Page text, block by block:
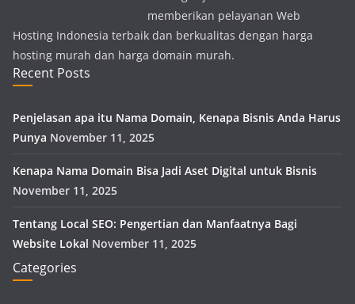
memberikan pelayanan Web
Hosting Indonesia terbaik dan berkualitas dengan harga
hosting murah dan harga domain murah.
Recent Posts
Penjelasan apa itu Nama Domain, Kenapa Bisnis Anda Harus
Punya November 11, 2025
Kenapa Nama Domain Bisa Jadi Aset Digital untuk Bisnis
November 11, 2025
Tentang Local SEO: Pengertian dan Manfaatnya Bagi
Website Lokal November 11, 2025
Categories